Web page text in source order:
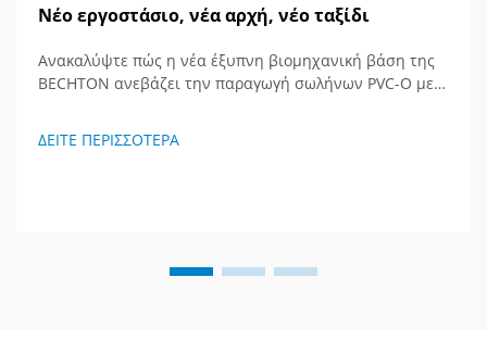
Νέο εργοστάσιο, νέα αρχή, νέο ταξίδι
Ανακαλύψτε πώς η νέα έξυπνη βιομηχανική βάση της
BECHTON ανεβάζει την παραγωγή σωλήνων PVC-O με
ΔΕΙΤΕ ΠΕΡΙΣΣΟΤΕΡΑ